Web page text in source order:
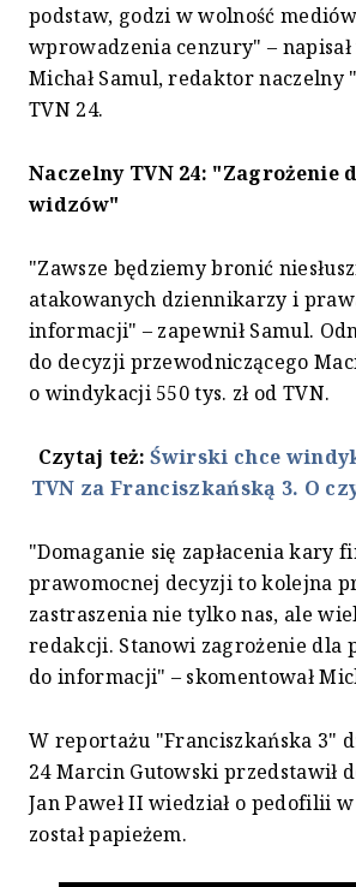
podstaw, godzi w wolność
wprowadzenia cenzury" –
Michał Samul, redaktor naczelny
TVN 24.
Naczelny TVN 24: "Zagrożenie
widzów"
"Zawsze będziemy bronić
atakowanych dziennikarzy i
informacji" – zapewnił Samul.
do decyzji przewodniczącego
o windykacji 550 tys. zł od TVN.
Czytaj też:Świrski chce
TVN za Franciszkańską 3. O
"Domaganie się zapłacenia kary
prawomocnej decyzji to kolejna
zastraszenia nie tylko nas, ale
redakcji. Stanowi zagrożenie dla
do informacji" – skomentował
W reportażu "Franciszkańska 3"
24 Marcin Gutowski przedstawił
Jan Paweł II wiedział o pedofilii
został papieżem.